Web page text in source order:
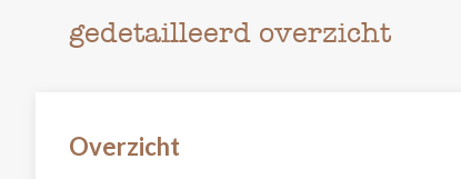
gedetailleerd overzicht
Overzicht